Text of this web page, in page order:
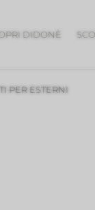
DIDONÈ
PER ESTERNI